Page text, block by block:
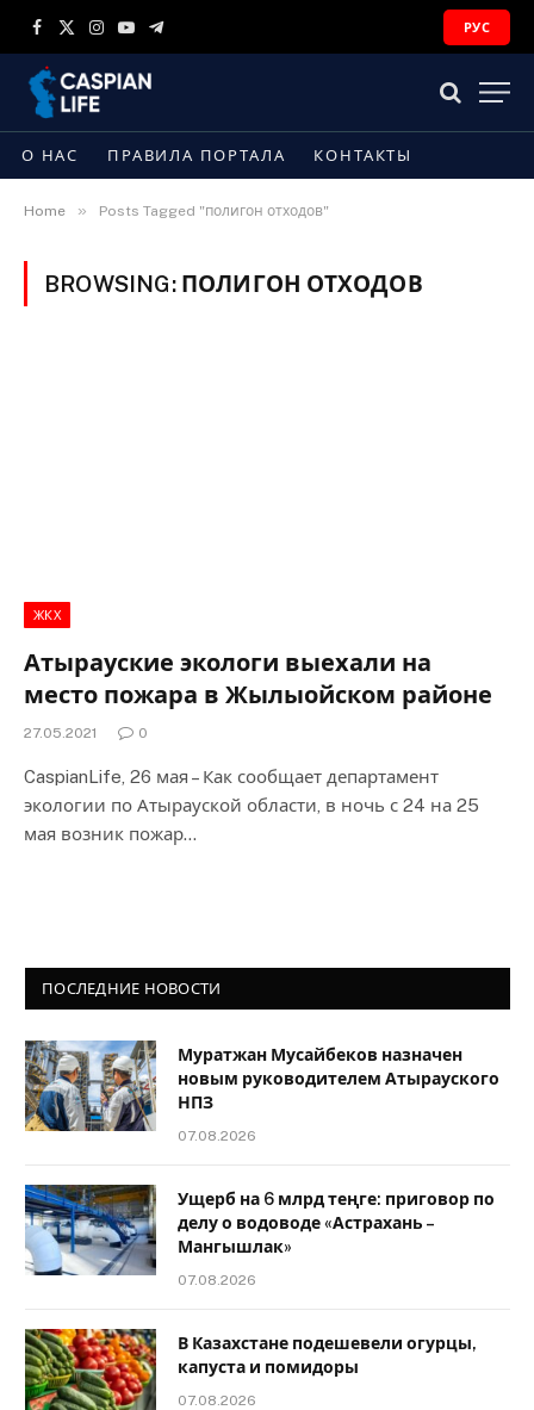
Facebook
X
Instagram
YouTubeTelegram
РУС
О НАС ПРАВИЛА ПОРТАЛА КОНТАКТЫ
Home » Posts Tagged "полигон отходов"
BROWSING: ПОЛИГОН ОТХОДОВ
ЖКХ
Атырауские экологи выехали на
место пожара в Жылыойском районе
27.05.2021 0
CaspianLife, 26 мая – Как сообщает департамент
экологии по Атырауской области, в ночь с 24 на 25
мая возник пожар…
ПОСЛЕДНИЕ НОВОСТИ
Муратжан Мусайбеков назначен
новым руководителем Атырауского
НПЗ
07.08.2026
Ущерб на 6 млрд теңге: приговор по
делу о водоводе «Астрахань –
Мангышлак»
07.08.2026
В Казахстане подешевели огурцы,
капуста и помидоры
07.08.2026